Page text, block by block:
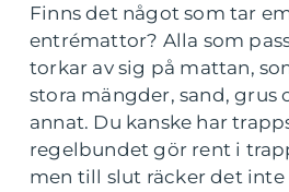
Finns det något som tar
entrémattor? Alla som
torkar av sig på mattan,
stora mängder, sand, grus
annat. Du kanske har
regelbundet gör rent i
men till slut räcker det